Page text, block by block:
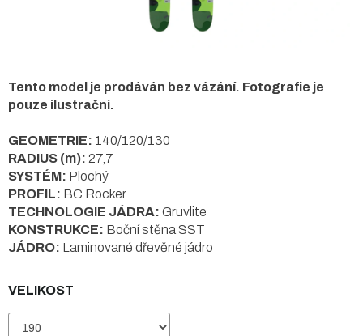
VELIKOST
Tento model je prodáván bez vázání. Fotografie je
pouze ilustrační.
GEOMETRIE: 140/120/130
RADIUS (m): 27,7
SYSTÉM: Plochý
PROFIL: BC Rocker
TECHNOLOGIE JÁDRA: Gruvlite
KONSTRUKCE: Boční stěna SST
JÁDRO: Laminované dřevěné jádro